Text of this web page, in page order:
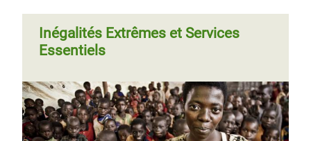
Inégalités Extrêmes et Services
Essentiels